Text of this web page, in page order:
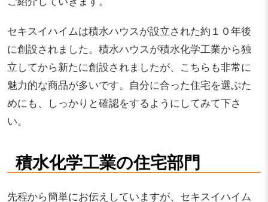
セキスイハイムは積水ハウスが設立された約１０年後
に創設されました。積水ハウスが積水化学工業から独
立してから新たに創設されましたが、こちらも非常に
魅力的な商品が多いです。自分に合った住宅を選ぶた
めにも、しっかりと確認をするようにしてみて下さ
い。
積水化学工業の住宅部門
先程から簡単にお伝えしていますが、セキスイハイム